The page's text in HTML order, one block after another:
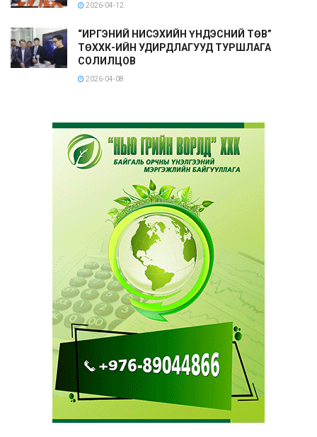
2026-04-12
“ИРГЭНИЙ НИСЭХИЙН ҮНДЭСНИЙ ТӨВ”
ТӨХХК-ИЙН УДИРДЛАГУУД ТУРШЛАГА
СОЛИЛЦОВ
2026-04-08